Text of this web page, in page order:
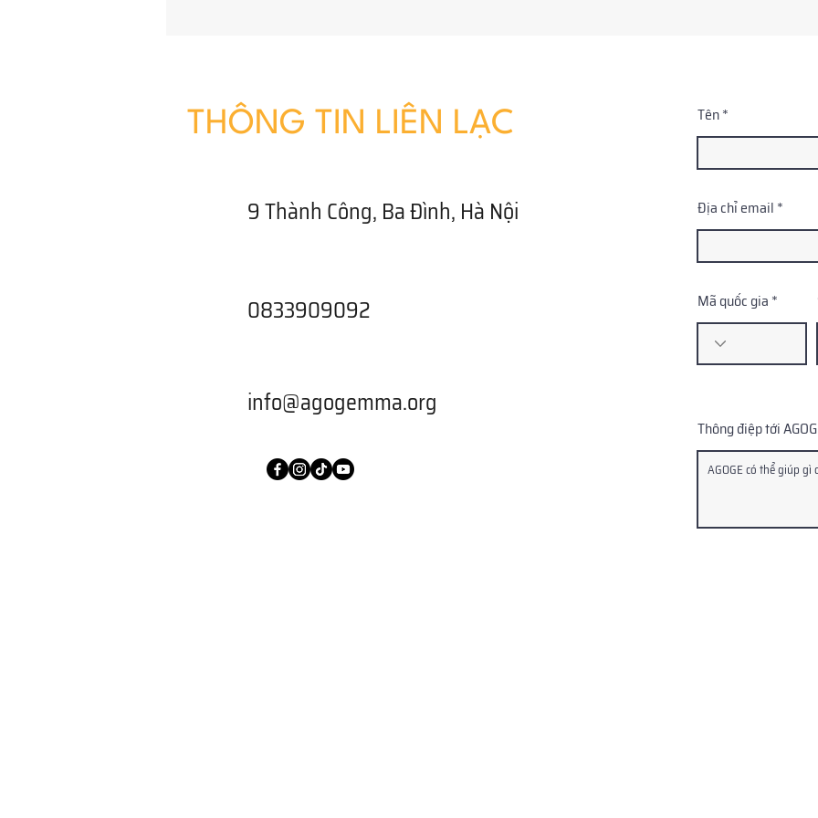
THÔNG TIN LIÊN LẠC
9 Thành Công, Ba Đình, Hà Nội
0833909092
info@agogemma.org
Tên
Địa chỉ email
Mã quốc gia
Thông điệp tới